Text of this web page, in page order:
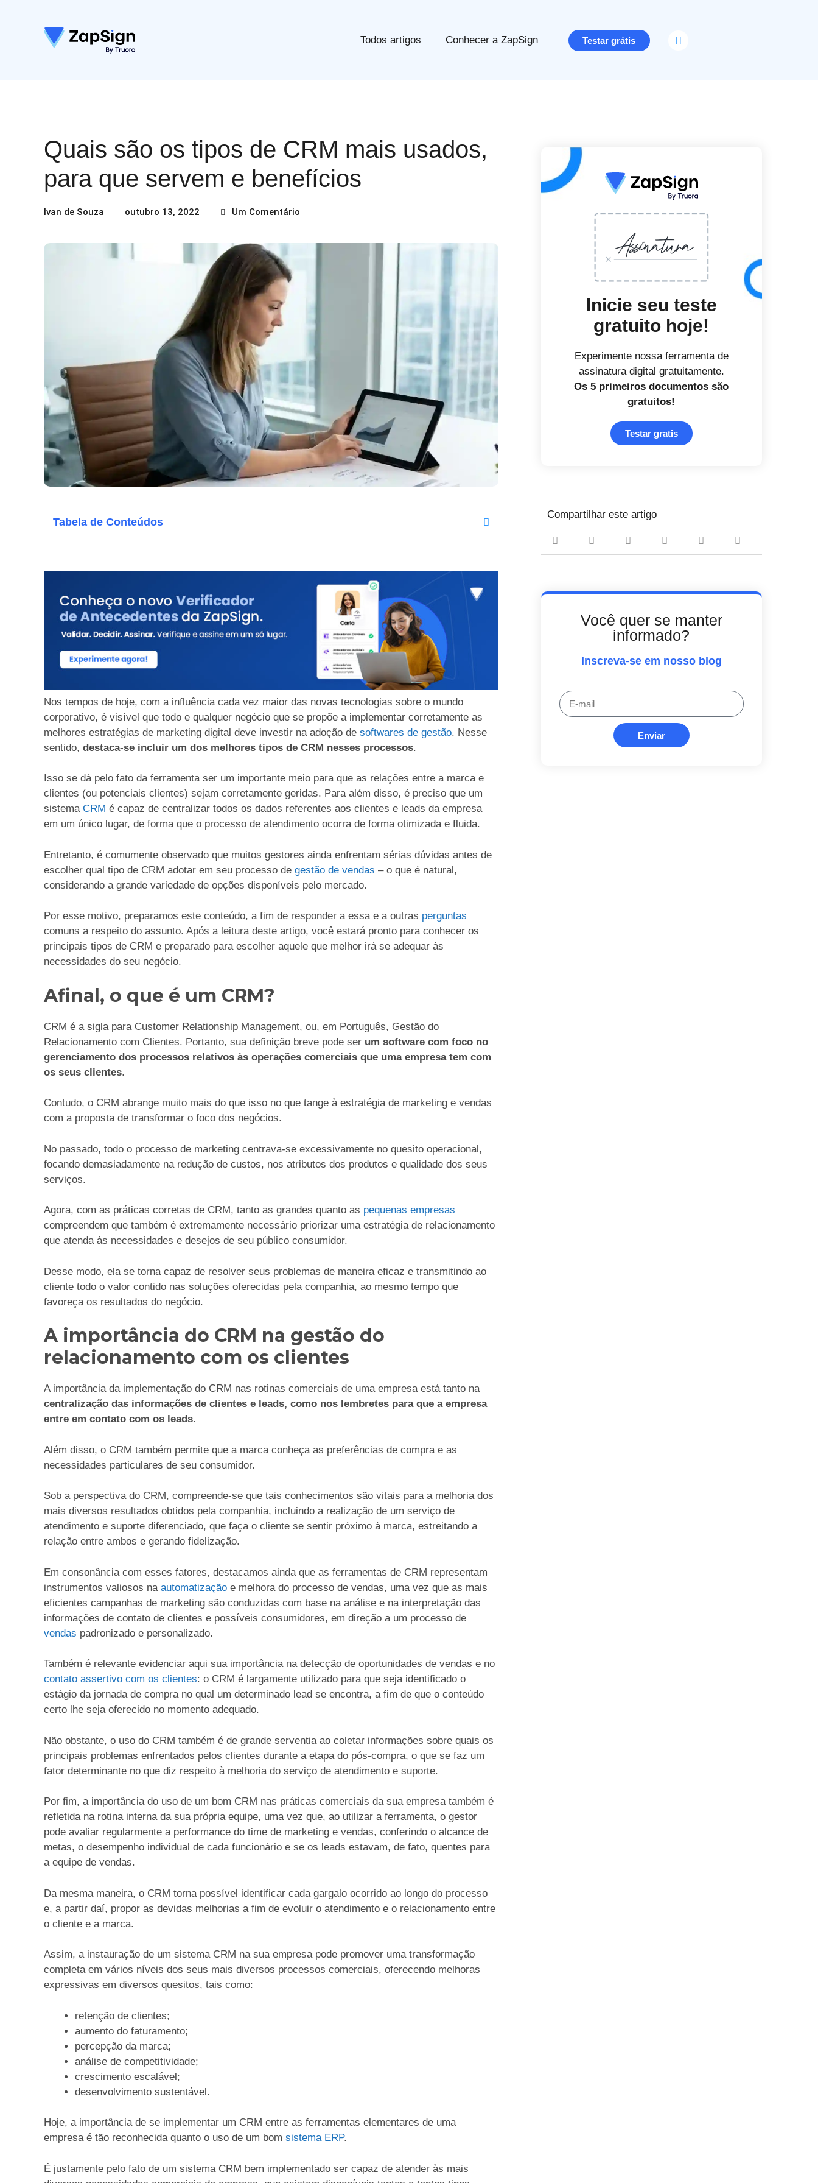
Todos artigos Conhecer a ZapSign Testar grátis
Quais são os tipos de CRM mais usados,
para que servem e benefícios
Ivan de Souza outubro 13, 2022 Um Comentário
Tabela de Conteúdos
Nos tempos de hoje, com a influência cada vez maior das novas tecnologias sobre o mundo
corporativo, é visível que todo e qualquer negócio que se propõe a implementar corretamente as
melhores estratégias de marketing digital deve investir na adoção de softwares de gestão. Nesse
sentido, destaca-se incluir um dos melhores tipos de CRM nesses processos.
Isso se dá pelo fato da ferramenta ser um importante meio para que as relações entre a marca e
clientes (ou potenciais clientes) sejam corretamente geridas. Para além disso, é preciso que um
sistema CRM é capaz de centralizar todos os dados referentes aos clientes e leads da empresa
em um único lugar, de forma que o processo de atendimento ocorra de forma otimizada e fluida.
Entretanto, é comumente observado que muitos gestores ainda enfrentam sérias dúvidas antes de
escolher qual tipo de CRM adotar em seu processo de gestão de vendas – o que é natural,
considerando a grande variedade de opções disponíveis pelo mercado.
Por esse motivo, preparamos este conteúdo, a fim de responder a essa e a outras perguntas
comuns a respeito do assunto. Após a leitura deste artigo, você estará pronto para conhecer os
principais tipos de CRM e preparado para escolher aquele que melhor irá se adequar às
necessidades do seu negócio.
Afinal, o que é um CRM?
CRM é a sigla para Customer Relationship Management, ou, em Português, Gestão do
Relacionamento com Clientes. Portanto, sua definição breve pode ser um software com foco no
gerenciamento dos processos relativos às operações comerciais que uma empresa tem com
os seus clientes.
Contudo, o CRM abrange muito mais do que isso no que tange à estratégia de marketing e vendas
com a proposta de transformar o foco dos negócios.
No passado, todo o processo de marketing centrava-se excessivamente no quesito operacional,
focando demasiadamente na redução de custos, nos atributos dos produtos e qualidade dos seus
serviços.
Agora, com as práticas corretas de CRM, tanto as grandes quanto as pequenas empresas
compreendem que também é extremamente necessário priorizar uma estratégia de relacionamento
que atenda às necessidades e desejos de seu público consumidor.
Desse modo, ela se torna capaz de resolver seus problemas de maneira eficaz e transmitindo ao
cliente todo o valor contido nas soluções oferecidas pela companhia, ao mesmo tempo que
favoreça os resultados do negócio.
A importância do CRM na gestão do
relacionamento com os clientes
A importância da implementação do CRM nas rotinas comerciais de uma empresa está tanto na
centralização das informações de clientes e leads, como nos lembretes para que a empresa
entre em contato com os leads.
Além disso, o CRM também permite que a marca conheça as preferências de compra e as
necessidades particulares de seu consumidor.
Sob a perspectiva do CRM, compreende-se que tais conhecimentos são vitais para a melhoria dos
mais diversos resultados obtidos pela companhia, incluindo a realização de um serviço de
atendimento e suporte diferenciado, que faça o cliente se sentir próximo à marca, estreitando a
relação entre ambos e gerando fidelização.
Em consonância com esses fatores, destacamos ainda que as ferramentas de CRM representam
instrumentos valiosos na automatização e melhora do processo de vendas, uma vez que as mais
eficientes campanhas de marketing são conduzidas com base na análise e na interpretação das
informações de contato de clientes e possíveis consumidores, em direção a um processo de
vendas padronizado e personalizado.
Também é relevante evidenciar aqui sua importância na detecção de oportunidades de vendas e no
contato assertivo com os clientes: o CRM é largamente utilizado para que seja identificado o
estágio da jornada de compra no qual um determinado lead se encontra, a fim de que o conteúdo
certo lhe seja oferecido no momento adequado.
Não obstante, o uso do CRM também é de grande serventia ao coletar informações sobre quais os
principais problemas enfrentados pelos clientes durante a etapa do pós-compra, o que se faz um
fator determinante no que diz respeito à melhoria do serviço de atendimento e suporte.
Por fim, a importância do uso de um bom CRM nas práticas comerciais da sua empresa também é
refletida na rotina interna da sua própria equipe, uma vez que, ao utilizar a ferramenta, o gestor
pode avaliar regularmente a performance do time de marketing e vendas, conferindo o alcance de
metas, o desempenho individual de cada funcionário e se os leads estavam, de fato, quentes para
a equipe de vendas.
Da mesma maneira, o CRM torna possível identificar cada gargalo ocorrido ao longo do processo
e, a partir daí, propor as devidas melhorias a fim de evoluir o atendimento e o relacionamento entre
o cliente e a marca.
Assim, a instauração de um sistema CRM na sua empresa pode promover uma transformação
completa em vários níveis dos seus mais diversos processos comerciais, oferecendo melhoras
expressivas em diversos quesitos, tais como:
retenção de clientes;
aumento do faturamento;
percepção da marca;
análise de competitividade;
crescimento escalável;
desenvolvimento sustentável.
Hoje, a importância de se implementar um CRM entre as ferramentas elementares de uma
empresa é tão reconhecida quanto o uso de um bom sistema ERP.
É justamente pelo fato de um sistema CRM bem implementado ser capaz de atender às mais
Inicie seu teste
gratuito hoje!
Experimente nossa ferramenta de
assinatura digital gratuitamente.
Os 5 primeiros documentos são
gratuitos!
Testar gratis
Compartilhar este artigo
Você quer se manter
informado?
Inscreva-se em nosso blog
Enviar